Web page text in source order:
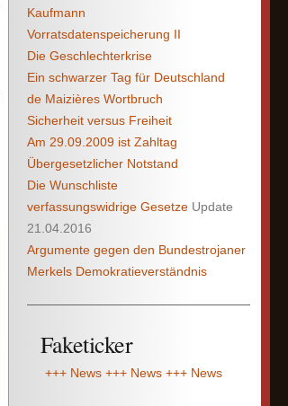
Kaufmann
Vorratsdatenspeicherung II
Die Geschlechterkrise
Ein schwarzer Tag für Deut­schland
de Maizières Wortbruch
Sicherheit versus Freiheit
Am 29.09.2009 ist Zahltag
Übergesetzlicher Notstand
Die Wunschliste
verfassungs­widrige Gesetze Update
21.04.2016
Argumente gegen den Bundes­trojaner
Merkels Demokratieverständnis
Faketicker
+++ News +++ News +++ News